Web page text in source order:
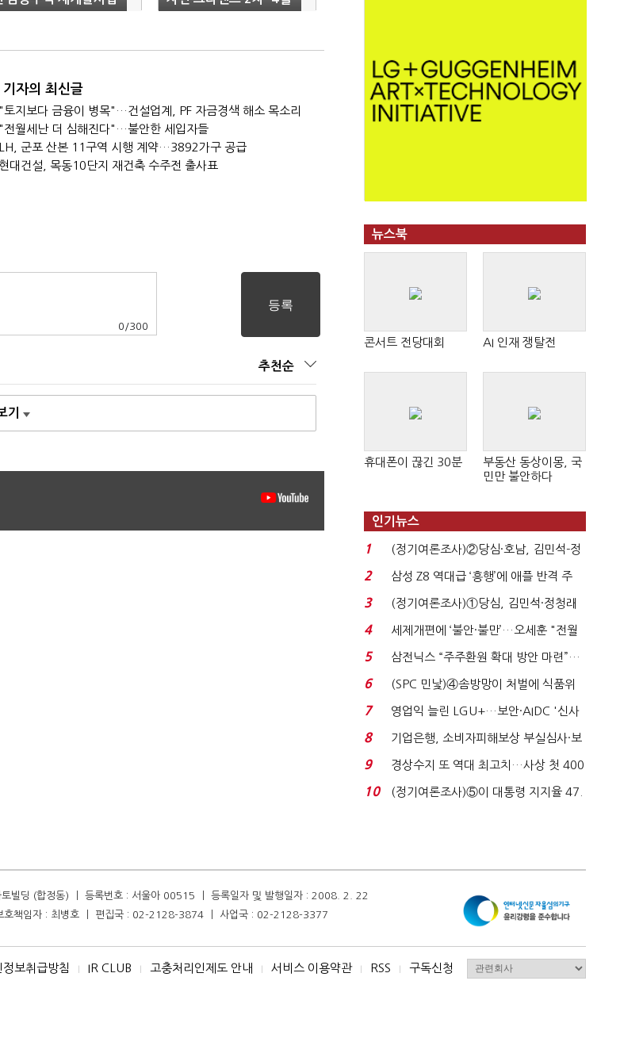
주
분양
기자의 최신글
"토지보다 금융이 병목"…건설업계, PF 자금경색 해소 목소리
"전월세난 더 심해진다"…불안한 세입자들
LH, 군포 산본 11구역 시행 계약…3892가구 공급
현대건설, 목동10단지 재건축 수주전 출사표
0 /300
추천순
기
뉴스북
콘서트 전당대회 AI 인재 쟁탈전
휴대폰이 끊긴 30분
부동산 동상이몽, 국
민만 불안하다
인기뉴스
1
(정기여론조사)②당심·호남, 김민석-정
청래 '초접전'...
2
삼성 Z8 역대급 ‘흥행’에 애플 반격 주
목…9월 ‘폴...
3
(정기여론조사)①당심, 김민석·정청래
'초접전'…대통령 ...
4
세제개편에 ‘불안·불만’…오세훈 "전월
세 구하기 더 ...
5
삼전닉스 “주주환원 확대 방안 마련”…
로이터에 성명...
6
(SPC 민낯)④솜방망이 처벌에 식품위
생법 위반 반복...
7
영업익 늘린 LGU+…보안·AIDC '신사
업 드라이브'...
8
기업은행, 소비자피해보상 부실심사·보
이스피싱 공시 ...
9
경상수지 또 역대 최고치…사상 첫 400
억달러에 '3% 성...
10
(정기여론조사)⑤이 대통령 지지율 47.
빌딩 (합정동) ㅣ 등록번호 : 서울아 00515 ㅣ 등록일자 및 발행일자 : 2008. 2. 22
호책임자 : 최병호 ㅣ 편집국 : 02-2128-3874 ㅣ 사업국 : 02-2128-3377
정보취급방침 I IR CLUB I 고충처리인제도 안내 I 서비스 이용약관 I RSS I 구독신청